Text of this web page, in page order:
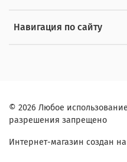
Навигация по сайту
© 2026 Любое
разрешения запрещено
Интернет-магазин создан